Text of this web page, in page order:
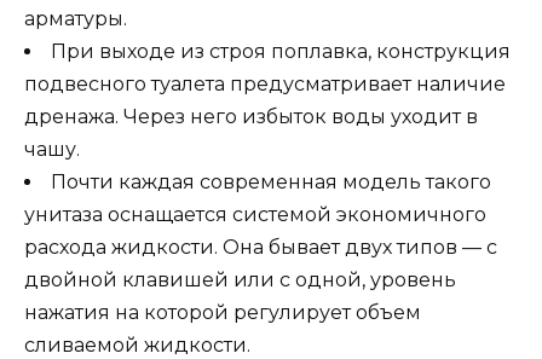
арматуры.
При выходе из строя поплавка, конструкция
подвесного туалета предусматривает наличие
дренажа. Через него избыток воды уходит в
чашу.
Почти каждая современная модель такого
унитаза оснащается системой экономичного
расхода жидкости. Она бывает двух типов — с
двойной клавишей или с одной, уровень
нажатия на которой регулирует объем
сливаемой жидкости.